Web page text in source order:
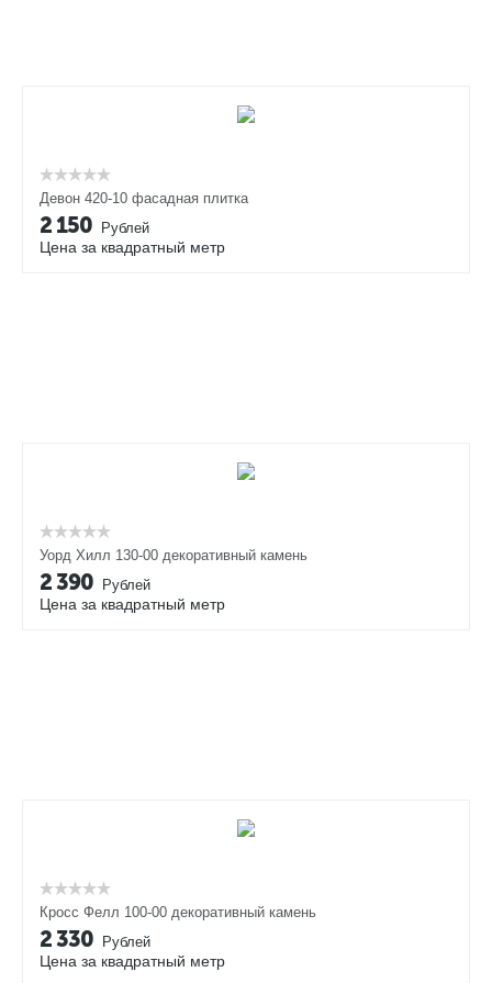
Девон 420-10 фасадная плитка
2 150 Рублей
Цена за квадратный метр
Уорд Хилл 130-00 декоративный камень
2 390 Рублей
Цена за квадратный метр
Кросс Фелл 100-00 декоративный камень
2 330 Рублей
Цена за квадратный метр